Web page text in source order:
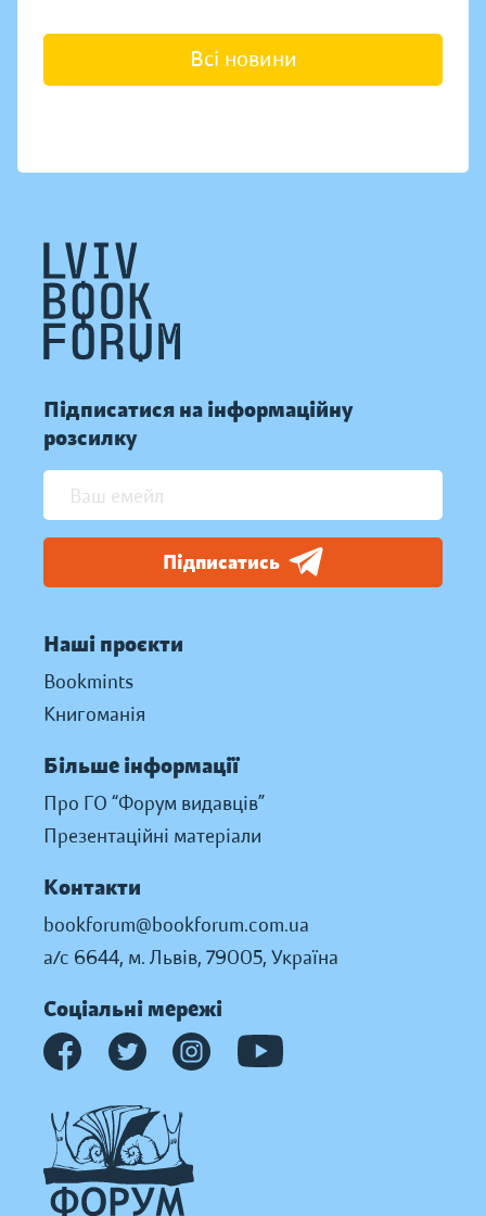
Всі новини
Підписатися на інформаційну
розсилку
Підписатись
Наші проєкти
Bookmints
Книгоманія
Більше інформації
Про ГО “Форум видавців”
Презентаційні матеріали
Контакти
bookforum@bookforum.com.ua
а/с 6644, м. Львів, 79005, Україна
Соціальні мережі